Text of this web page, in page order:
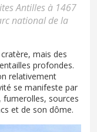
Antilles à 1467
national de la
mais des
profondes.
relativement
se manifeste par
fumerolles, sources
et de son dôme.